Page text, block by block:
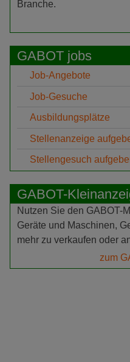
Branche.
GABOT jobs
Job-Angebote
Job-Gesuche
Ausbildungsplätze
Stellenanzeige
Stellengesuch
GABOT-
Nutzen Sie den GABOT-
Geräte und Maschinen,
mehr zu verkaufen oder
zum